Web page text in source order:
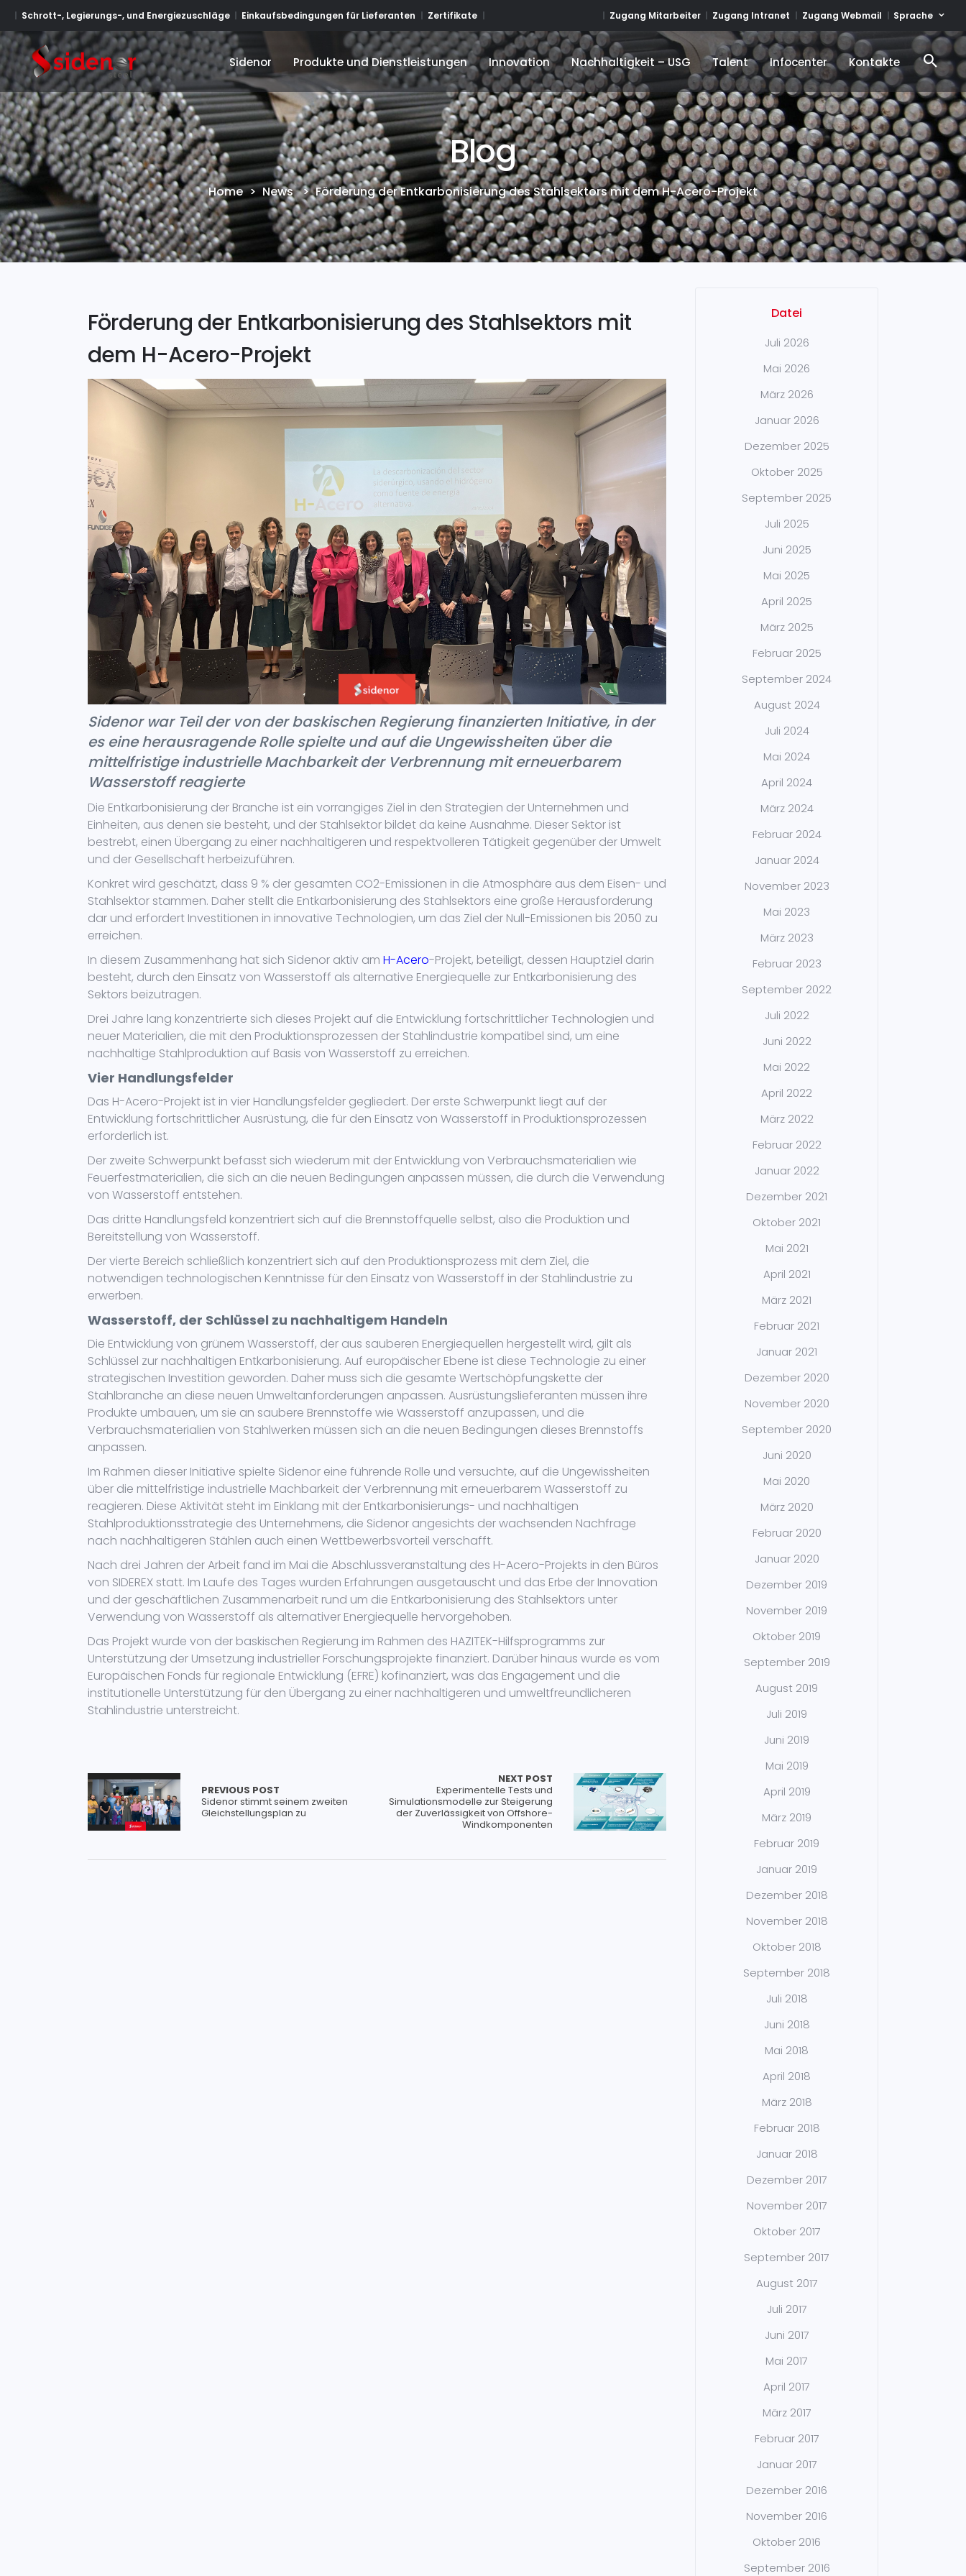
Schrott-, Legierungs-, und Energiezuschläge Einkaufsbedingungen für Lieferanten Zertifikate Zugang Mitarbeiter Zugang Intranet Zugang Webmail Sprache
Sidenor
Sidenor
Produkte und Dienstleistungen
Produkte und Dienstleistungen
Innovation
Innovation
Nachhaltigkeit – USG
Nachhaltigkeit – USG
Talent
Talent
Infocenter
Infocenter
Kontakte
Kontakte
Blog
Home > News > Förderung der Entkarbonisierung des Stahlsektors mit dem H-Acero-Projekt
Förderung der Entkarbonisierung des Stahlsektors mit
dem H-Acero-Projekt
Sidenor war Teil der von der baskischen Regierung finanzierten Initiative, in der
es eine herausragende Rolle spielte und auf die Ungewissheiten über die
mittelfristige industrielle Machbarkeit der Verbrennung mit erneuerbarem
Wasserstoff reagierte
Die Entkarbonisierung der Branche ist ein vorrangiges Ziel in den Strategien der Unternehmen und
Einheiten, aus denen sie besteht, und der Stahlsektor bildet da keine Ausnahme. Dieser Sektor ist
bestrebt, einen Übergang zu einer nachhaltigeren und respektvolleren Tätigkeit gegenüber der Umwelt
und der Gesellschaft herbeizuführen.
Konkret wird geschätzt, dass 9 % der gesamten CO2-Emissionen in die Atmosphäre aus dem Eisen- und
Stahlsektor stammen. Daher stellt die Entkarbonisierung des Stahlsektors eine große Herausforderung
dar und erfordert Investitionen in innovative Technologien, um das Ziel der Null-Emissionen bis 2050 zu
erreichen.
In diesem Zusammenhang hat sich Sidenor aktiv am H-Acero-Projekt, beteiligt, dessen Hauptziel darin
besteht, durch den Einsatz von Wasserstoff als alternative Energiequelle zur Entkarbonisierung des
Sektors beizutragen.
Drei Jahre lang konzentrierte sich dieses Projekt auf die Entwicklung fortschrittlicher Technologien und
neuer Materialien, die mit den Produktionsprozessen der Stahlindustrie kompatibel sind, um eine
nachhaltige Stahlproduktion auf Basis von Wasserstoff zu erreichen.
Vier Handlungsfelder
Das H-Acero-Projekt ist in vier Handlungsfelder gegliedert. Der erste Schwerpunkt liegt auf der
Entwicklung fortschrittlicher Ausrüstung, die für den Einsatz von Wasserstoff in Produktionsprozessen
erforderlich ist.
Der zweite Schwerpunkt befasst sich wiederum mit der Entwicklung von Verbrauchsmaterialien wie
Feuerfestmaterialien, die sich an die neuen Bedingungen anpassen müssen, die durch die Verwendung
von Wasserstoff entstehen.
Das dritte Handlungsfeld konzentriert sich auf die Brennstoffquelle selbst, also die Produktion und
Bereitstellung von Wasserstoff.
Der vierte Bereich schließlich konzentriert sich auf den Produktionsprozess mit dem Ziel, die
notwendigen technologischen Kenntnisse für den Einsatz von Wasserstoff in der Stahlindustrie zu
erwerben.
Wasserstoff, der Schlüssel zu nachhaltigem Handeln
Die Entwicklung von grünem Wasserstoff, der aus sauberen Energiequellen hergestellt wird, gilt als
Schlüssel zur nachhaltigen Entkarbonisierung. Auf europäischer Ebene ist diese Technologie zu einer
strategischen Investition geworden. Daher muss sich die gesamte Wertschöpfungskette der
Stahlbranche an diese neuen Umweltanforderungen anpassen. Ausrüstungslieferanten müssen ihre
Produkte umbauen, um sie an saubere Brennstoffe wie Wasserstoff anzupassen, und die
Verbrauchsmaterialien von Stahlwerken müssen sich an die neuen Bedingungen dieses Brennstoffs
anpassen.
Im Rahmen dieser Initiative spielte Sidenor eine führende Rolle und versuchte, auf die Ungewissheiten
über die mittelfristige industrielle Machbarkeit der Verbrennung mit erneuerbarem Wasserstoff zu
reagieren. Diese Aktivität steht im Einklang mit der Entkarbonisierungs- und nachhaltigen
Stahlproduktionsstrategie des Unternehmens, die Sidenor angesichts der wachsenden Nachfrage
nach nachhaltigeren Stählen auch einen Wettbewerbsvorteil verschafft.
Nach drei Jahren der Arbeit fand im Mai die Abschlussveranstaltung des H-Acero-Projekts in den Büros
von SIDEREX statt. Im Laufe des Tages wurden Erfahrungen ausgetauscht und das Erbe der Innovation
und der geschäftlichen Zusammenarbeit rund um die Entkarbonisierung des Stahlsektors unter
Verwendung von Wasserstoff als alternativer Energiequelle hervorgehoben.
Das Projekt wurde von der baskischen Regierung im Rahmen des HAZITEK-Hilfsprogramms zur
Unterstützung der Umsetzung industrieller Forschungsprojekte finanziert. Darüber hinaus wurde es vom
Europäischen Fonds für regionale Entwicklung (EFRE) kofinanziert, was das Engagement und die
institutionelle Unterstützung für den Übergang zu einer nachhaltigeren und umweltfreundlicheren
Stahlindustrie unterstreicht.
PREVIOUS POST
Sidenor stimmt seinem zweiten
Gleichstellungsplan zu
NEXT POST
Experimentelle Tests und
Simulationsmodelle zur Steigerung
der Zuverlässigkeit von Offshore-
Windkomponenten
Datei
Juli 2026
Mai 2026
März 2026
Januar 2026
Dezember 2025
Oktober 2025
September 2025
Juli 2025
Juni 2025
Mai 2025
April 2025
März 2025
Februar 2025
September 2024
August 2024
Juli 2024
Mai 2024
April 2024
März 2024
Februar 2024
Januar 2024
November 2023
Mai 2023
März 2023
Februar 2023
September 2022
Juli 2022
Juni 2022
Mai 2022
April 2022
März 2022
Februar 2022
Januar 2022
Dezember 2021
Oktober 2021
Mai 2021
April 2021
März 2021
Februar 2021
Januar 2021
Dezember 2020
November 2020
September 2020
Juni 2020
Mai 2020
März 2020
Februar 2020
Januar 2020
Dezember 2019
November 2019
Oktober 2019
September 2019
August 2019
Juli 2019
Juni 2019
Mai 2019
April 2019
März 2019
Februar 2019
Januar 2019
Dezember 2018
November 2018
Oktober 2018
September 2018
Juli 2018
Juni 2018
Mai 2018
April 2018
März 2018
Februar 2018
Januar 2018
Dezember 2017
November 2017
Oktober 2017
September 2017
August 2017
Juli 2017
Juni 2017
Mai 2017
April 2017
März 2017
Februar 2017
Januar 2017
Dezember 2016
November 2016
Oktober 2016
September 2016